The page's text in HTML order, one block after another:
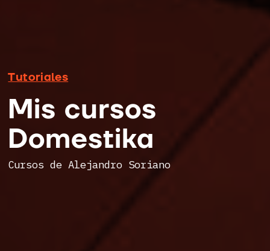
Tutoriales
Mis cursos
Domestika
Cursos de Alejandro Soriano